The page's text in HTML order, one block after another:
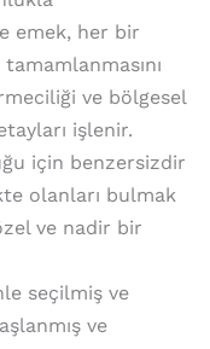
emek, her bir
ve bölgesel
işlenir.
için benzersizdir
olanları bulmak
ve nadir bir
seçilmiş ve
ve